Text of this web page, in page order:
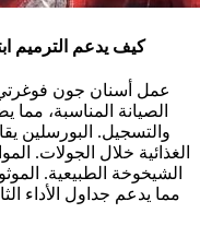
كيف يدعم الترميم
عمل أسنان جون فوغرتي
الصيانة المناسبة،
والتسجيل. البورسلين
الغذائية خلال الجولات.
الشيخوخة الطبيعية.
مما يدعم جداول الأداء